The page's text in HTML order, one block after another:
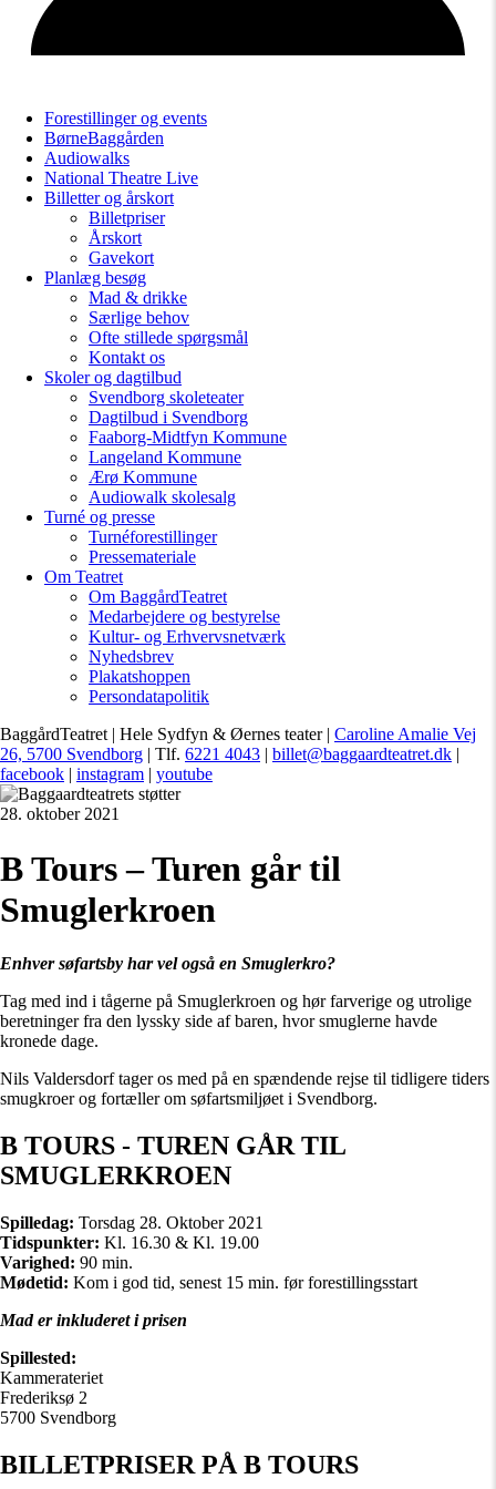
Forestillinger og events
BørneBaggården
Audiowalks
National Theatre Live
Billetter og årskort
Billetpriser
Årskort
Gavekort
Planlæg besøg
Mad & drikke
Særlige behov
Ofte stillede spørgsmål
Kontakt os
Skoler og dagtilbud
Svendborg skoleteater
Dagtilbud i Svendborg
Faaborg-Midtfyn Kommune
Langeland Kommune
Ærø Kommune
Audiowalk skolesalg
Turné og presse
Turnéforestillinger
Pressemateriale
Om Teatret
Om BaggårdTeatret
Medarbejdere og bestyrelse
Kultur- og Erhvervsnetværk
Nyhedsbrev
Plakatshoppen
Persondatapolitik
BaggårdTeatret | Hele Sydfyn & Øernes teater | Caroline Amalie Vej
26, 5700 Svendborg | Tlf. 6221 4043 billet@baggaardteatret.dk
facebook
instagram youtube
28. oktober 2021
B Tours – Turen går til
Smuglerkroen
Enhver søfartsby har vel også en Smuglerkro?
Tag med ind i tågerne på Smuglerkroen og hør farverige og utrolige
beretninger fra den lyssky side af baren, hvor smuglerne havde
kronede dage.
Nils Valdersdorf tager os med på en spændende rejse til tidligere tiders
smugkroer og fortæller om søfartsmiljøet i Svendborg.
B TOURS - TUREN GÅR TIL
SMUGLERKROEN
Spilledag: Torsdag 28. Oktober 2021
Tidspunkter: Kl. 16.30 & Kl. 19.00
Varighed: 90 min.
Mødetid: Kom i god tid, senest 15 min. før forestillingsstart
Mad er inkluderet i prisen
Spillested:
Kammerateriet
Frederiksø 2
5700 Svendborg
BILLETPRISER PÅ B TOURS